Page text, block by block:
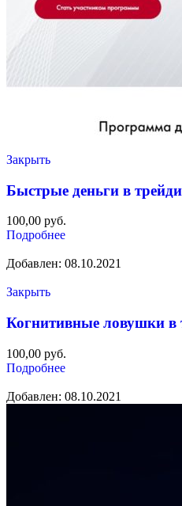
Закрыть
Быстрые деньги в
100,00 руб.
Подробнее
Добавлен: 08.10.2021
Закрыть
Когнитивные ловушки в
100,00 руб.
Подробнее
Добавлен: 08.10.2021